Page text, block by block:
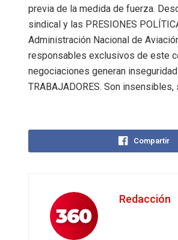
previa de la medida de fuerza.
sindical y las PRESIONES
Administración Nacional de
responsables exclusivos de este
negociaciones generan
TRABAJADORES. Son insensibles,
Compartir
Redacción